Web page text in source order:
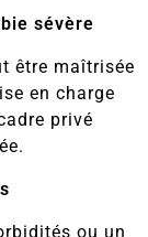
sévère
être maîtrisée
en charge
privé
ou un